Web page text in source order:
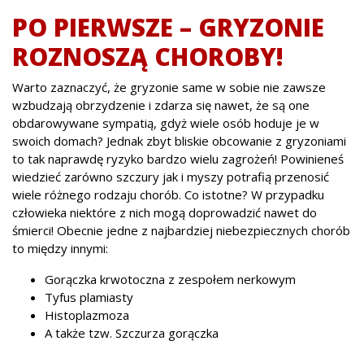
PO PIERWSZE – GRYZONIE
ROZNOSZĄ CHOROBY!
Warto zaznaczyć, że gryzonie same w sobie nie zawsze
wzbudzają obrzydzenie i zdarza się nawet, że są one
obdarowywane sympatią, gdyż wiele osób hoduje je w
swoich domach? Jednak zbyt bliskie obcowanie z gryzoniami
to tak naprawdę ryzyko bardzo wielu zagrożeń! Powinieneś
wiedzieć zarówno szczury jak i myszy potrafią przenosić
wiele różnego rodzaju chorób. Co istotne? W przypadku
człowieka niektóre z nich mogą doprowadzić nawet do
śmierci! Obecnie jedne z najbardziej niebezpiecznych chorób
to między innymi:
Gorączka krwotoczna z zespołem nerkowym
Tyfus plamiasty
Histoplazmoza
A także tzw. Szczurza gorączka